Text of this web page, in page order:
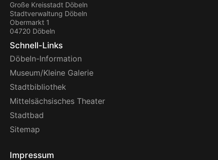
Große Kreisstadt Döbeln
Stadtverwaltung Döbeln
Obermarkt 1
04720 Döbeln
Schnell-Links
Döbeln-Information
Museum/Kleine Galerie
Stadtbibliothek
Mittelsächsisches Theater
Stadtbad
Sitemap
Impressum